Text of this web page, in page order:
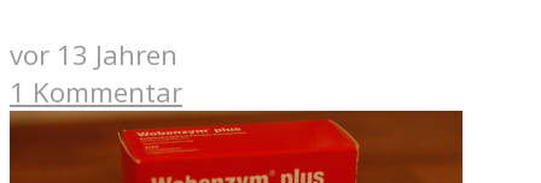
vor 13 Jahren
1 Kommentar